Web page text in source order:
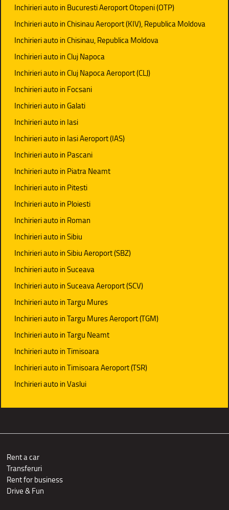
Inchirieri auto in Bucuresti Aeroport Otopeni (OTP)
Inchirieri auto in Chisinau Aeroport (KIV), Republica Moldova
Inchirieri auto in Chisinau, Republica Moldova
Inchirieri auto in Cluj Napoca
Inchirieri auto in Cluj Napoca Aeroport (CLJ)
Inchirieri auto in Focsani
Inchirieri auto in Galati
Inchirieri auto in Iasi
Inchirieri auto in Iasi Aeroport (IAS)
Inchirieri auto in Pascani
Inchirieri auto in Piatra Neamt
Inchirieri auto in Pitesti
Inchirieri auto in Ploiesti
Inchirieri auto in Roman
Inchirieri auto in Sibiu
Inchirieri auto in Sibiu Aeroport (SBZ)
Inchirieri auto in Suceava
Inchirieri auto in Suceava Aeroport (SCV)
Inchirieri auto in Targu Mures
Inchirieri auto in Targu Mures Aeroport (TGM)
Inchirieri auto in Targu Neamt
Inchirieri auto in Timisoara
Inchirieri auto in Timisoara Aeroport (TSR)
Inchirieri auto in Vaslui
Rent a car
Transferuri
Rent for business
Drive & Fun